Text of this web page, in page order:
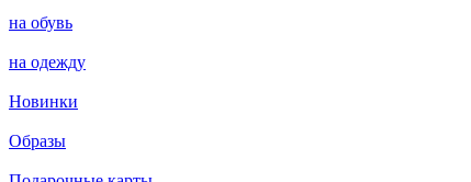
на обувь
на одежду
Новинки
Образы